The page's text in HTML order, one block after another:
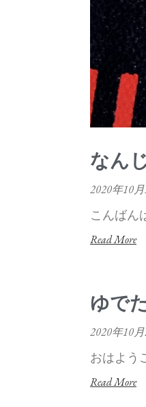
なん
2020年10
こんばん
Read More
ゆで
2020年10
おはよう
Read More